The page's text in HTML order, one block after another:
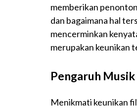
memberikan
dan bagaimana hal
mencerminkan
merupakan keunikan
Pengaruh
Menikmati keunikan